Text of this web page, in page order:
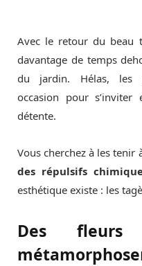
Avec le retour du beau
davantage de temps
du jardin. Hélas, les
occasion pour
détente.
Vous cherchez à les tenir
des répulsifs
esthétique existe : les
Des fleurs